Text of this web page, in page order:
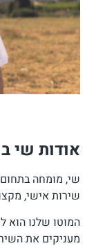
אודות שי
שירות אישי,
המוטו שלנו הוא
מעניקים את